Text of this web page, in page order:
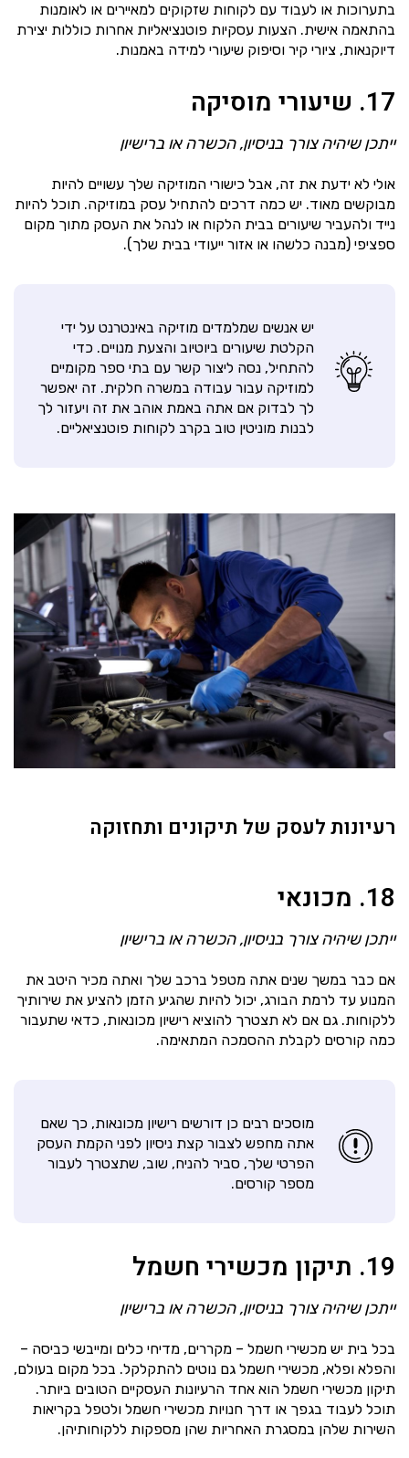
בתערוכות או לעבוד עם לקוחות שזקוקים למאיירים או לאומנות
בהתאמה אישית. הצעות עסקיות פוטנציאליות אחרות כוללות יצירת
דיוקנאות, ציורי קיר וסיפוק שיעורי למידה באמנות.
17. שיעורי מוסיקה
ייתכן שיהיה צורך בניסיון, הכשרה או ברישיון
אולי לא ידעת את זה, אבל כישורי המוזיקה שלך עשויים להיות
מבוקשים מאוד. יש כמה דרכים להתחיל עסק במוזיקה. תוכל להיות
נייד ולהעביר שיעורים בבית הלקוח או לנהל את העסק מתוך מקום
ספציפי (מבנה כלשהו או אזור ייעודי בבית שלך).
יש אנשים שמלמדים מוזיקה באינטרנט על ידי
הקלטת שיעורים ביוטיוב והצעת מנויים. כדי
להתחיל, נסה ליצור קשר עם בתי ספר מקומיים
למוזיקה עבור עבודה במשרה חלקית. זה יאפשר
לך לבדוק אם אתה באמת אוהב את זה ויעזור לך
לבנות מוניטין טוב בקרב לקוחות פוטנציאליים.
רעיונות לעסק של תיקונים ותחזוקה
18. מכונאי
ייתכן שיהיה צורך בניסיון, הכשרה או ברישיון
אם כבר במשך שנים אתה מטפל ברכב שלך ואתה מכיר היטב את
המנוע עד לרמת הבורג, יכול להיות שהגיע הזמן להציע את שירותיך
ללקוחות. גם אם לא תצטרך להוציא רישיון מכונאות, כדאי שתעבור
כמה קורסים לקבלת ההסמכה המתאימה.
מוסכים רבים כן דורשים רישיון מכונאות, כך שאם
אתה מחפש לצבור קצת ניסיון לפני הקמת העסק
הפרטי שלך, סביר להניח, שוב, שתצטרך לעבור
מספר קורסים.
19. תיקון מכשירי חשמל
ייתכן שיהיה צורך בניסיון, הכשרה או ברישיון
בכל בית יש מכשירי חשמל – מקררים, מדיחי כלים ומייבשי כביסה –
והפלא ופלא, מכשירי חשמל גם נוטים להתקלקל. בכל מקום בעולם,
תיקון מכשירי חשמל הוא אחד הרעיונות העסקיים הטובים ביותר.
תוכל לעבוד בגפך או דרך חנויות מכשירי חשמל ולטפל בקריאות
השירות שלהן במסגרת האחריות שהן מספקות ללקוחותיהן.